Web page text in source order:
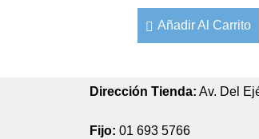
Añadir Al Carrito
Dirección Tienda: Av. Del
Fijo: 01 693 5766